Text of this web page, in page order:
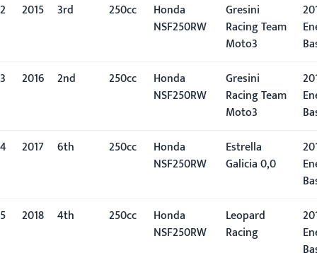
2
2015 3rd 250cc
Honda
NSF250RW
Gresini
Racing Team
Moto3
3
2016 2nd 250cc
Honda
NSF250RW
Gresini
Racing Team
Moto3
4
2017 6th 250cc
Honda
NSF250RW
Estrella
Galicia 0,0
5
2018 4th 250cc
Honda
NSF250RW
Leopard
Racing